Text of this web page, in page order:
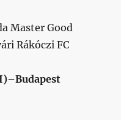
Master Good
Rákóczi FC